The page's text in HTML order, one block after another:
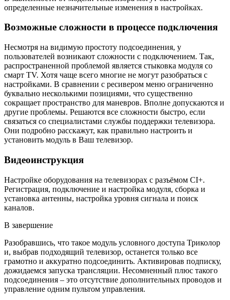
определенные незначительные изменения в настройках.
Возможные сложности в процессе подключения
Несмотря на видимую простоту подсоединения, у
пользователей возникают сложности с подключением. Так,
распространенной проблемой является стыковка модуля со
смарт TV. Хотя чаще всего многие не могут разобраться с
настройками. В сравнении с ресивером меню ограниченно
буквально несколькими позициями, что существенно
сокращает пространство для маневров. Вполне допускаются и
другие проблемы. Решаются все сложности быстро, если
связаться со специалистами службы поддержки телевизора.
Они подробно расскажут, как правильно настроить и
установить модуль в Ваш телевизор.
Видеоинструкция
Настройке оборудования на телевизорах с разъёмом CI+.
Регистрация, подключение и настройка модуля, сборка и
установка антенны, настройка уровня сигнала и поиск
каналов.
В завершение
Разобравшись, что такое модуль условного доступа Триколор
и, выбрав подходящий телевизор, останется только все
грамотно и аккуратно подсоединить. Активировав подписку,
дожидаемся запуска трансляции. Несомненный плюс такого
подсоединения – это отсутствие дополнительных проводов и
управление одним пультом управления.